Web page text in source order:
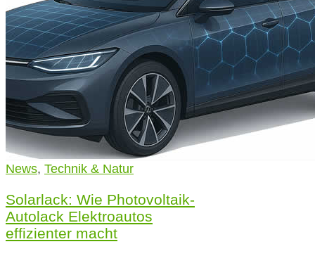
News, Technik & Natur
Solarlack: Wie Photovoltaik-
Autolack Elektroautos
effizienter macht